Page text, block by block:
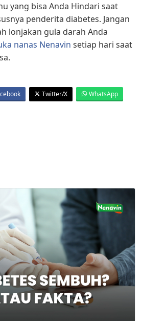
yang bisa Anda Hindari saat
penderita diabetes. Jangan
lonjakan gula darah Anda
nanas Nenavin setiap hari saat
Twitter/X
WhatsApp